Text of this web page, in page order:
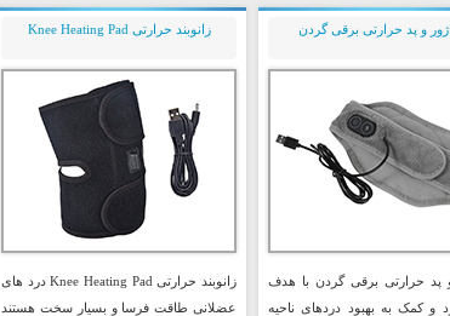
و پد حرارتی برقی گردن
پد حرارتی برقی گردن با هدف
و کمک به بهبود دردهای ناحیه
زانوبند حرارتی Knee Heating Pad
زانوبند حرارتی Knee Heating Pad درد های
عضلانی طاقت فرسا و بسیار سخت هستند